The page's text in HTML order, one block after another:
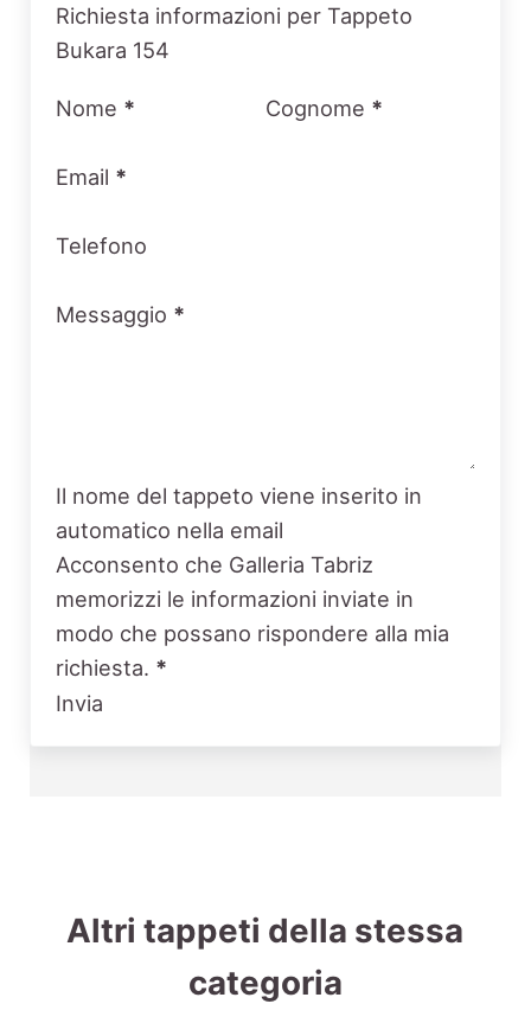
Section
Richiesta informazioni per Tappeto
Bukara 154
Nome * Cognome *
Email *
Telefono
Messaggio *
Il nome del tappeto viene inserito in
automatico nella email
Acconsento che Galleria Tabriz
memorizzi le informazioni inviate in
modo che possano rispondere alla mia
richiesta. *
Invia
Altri tappeti della stessa
categoria